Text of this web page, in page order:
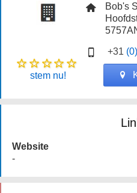
Bob's
+31
stem nu!
Website
-